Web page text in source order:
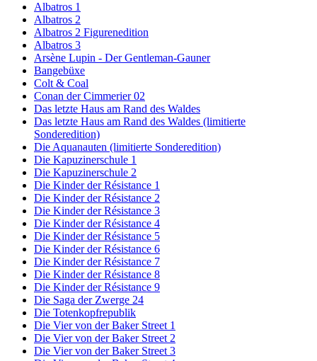
Albatros 1
Albatros 2
Albatros 2 Figurenedition
Albatros 3
Arsène Lupin - Der Gentleman-Gauner
Bangebüxe
Colt & Coal
Conan der Cimmerier 02
Das letzte Haus am Rand des Waldes
Das letzte Haus am Rand des Waldes (limitierte
Sonderedition)
Die Aquanauten (limitierte Sonderedition)
Die Kapuzinerschule 1
Die Kapuzinerschule 2
Die Kinder der Résistance 1
Die Kinder der Résistance 2
Die Kinder der Résistance 3
Die Kinder der Résistance 4
Die Kinder der Résistance 5
Die Kinder der Résistance 6
Die Kinder der Résistance 7
Die Kinder der Résistance 8
Die Kinder der Résistance 9
Die Saga der Zwerge 24
Die Totenkopfrepublik
Die Vier von der Baker Street 1
Die Vier von der Baker Street 2
Die Vier von der Baker Street 3